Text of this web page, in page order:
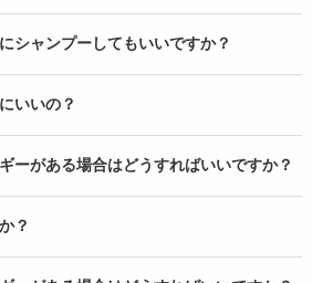
シャンプーしてもいいですか？
いいの？
ーがある場合はどうすればいいですか？
？